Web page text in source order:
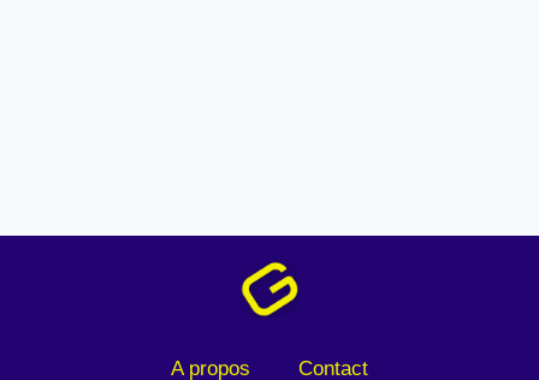
A propos Contact